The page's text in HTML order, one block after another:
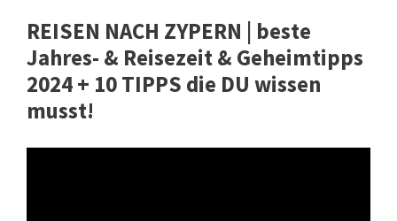
REISEN NACH ZYPERN | beste
Jahres- & Reisezeit & Geheimtipps
2024 + 10 TIPPS die DU wissen
musst!